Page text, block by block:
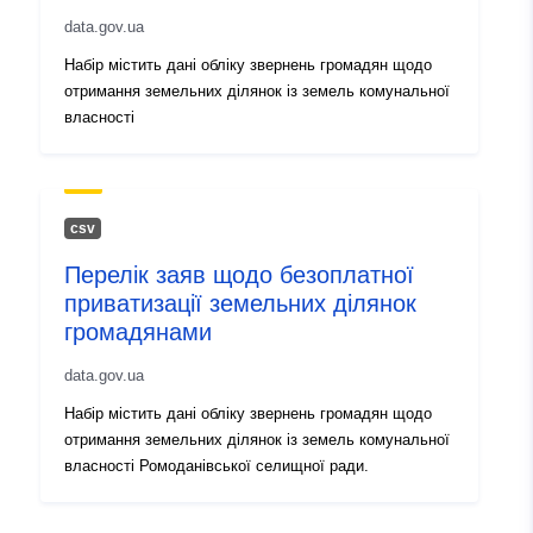
Sonraí leagain:
data.gov.ua
Набір містить дані обліку звернень громадян щодо
отримання земельних ділянок із земель комунальної
власності
сsv
Перелік заяв щодо безоплатної
приватизації земельних ділянок
громадянами
data.gov.ua
Набір містить дані обліку звернень громадян щодо
отримання земельних ділянок із земель комунальної
власності Ромоданівської селищної ради.